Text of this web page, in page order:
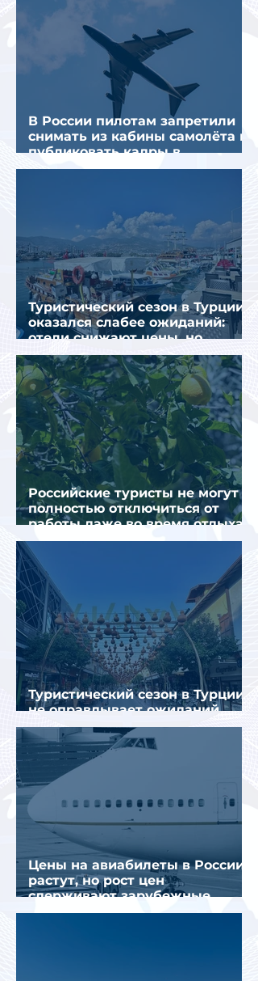
В России пилотам запретили
снимать из кабины самолёта и
публиковать кадры в
интернете
Туристический сезон в Турции
оказался слабее ожиданий:
отели снижают цены, но
загрузка остается низкой
Российские туристы не могут
полностью отключиться от
работы даже во время отдыха
в Турции
Туристический сезон в Турции
не оправдывает ожиданий
отрасли
Цены на авиабилеты в России
растут, но рост цен
сдерживают зарубежные
конкуренты